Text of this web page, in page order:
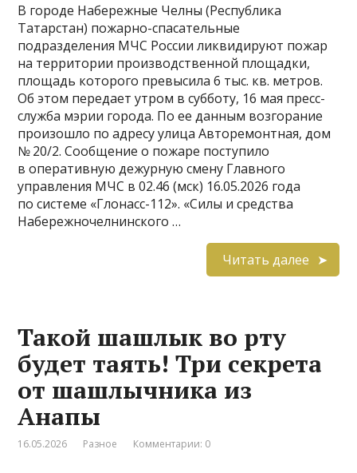
В городе Набережные Челны (Республика
Татарстан) пожарно-спасательные
подразделения МЧС России ликвидируют пожар
на территории производственной площадки,
площадь которого превысила 6 тыс. кв. метров.
Об этом передает утром в субботу, 16 мая пресс-
служба мэрии города. По ее данным возгорание
произошло по адресу улица Авторемонтная, дом
№ 20/2. Сообщение о пожаре поступило
в оперативную дежурную смену Главного
управления МЧС в 02.46 (мск) 16.05.2026 года
по системе «Глонасс-112». «Силы и средства
Набережночелнинского …
Читать далее
Такой шашлык во рту
будет таять! Три секрета
от шашлычника из
Анапы
16.05.2026 Разное Комментарии: 0